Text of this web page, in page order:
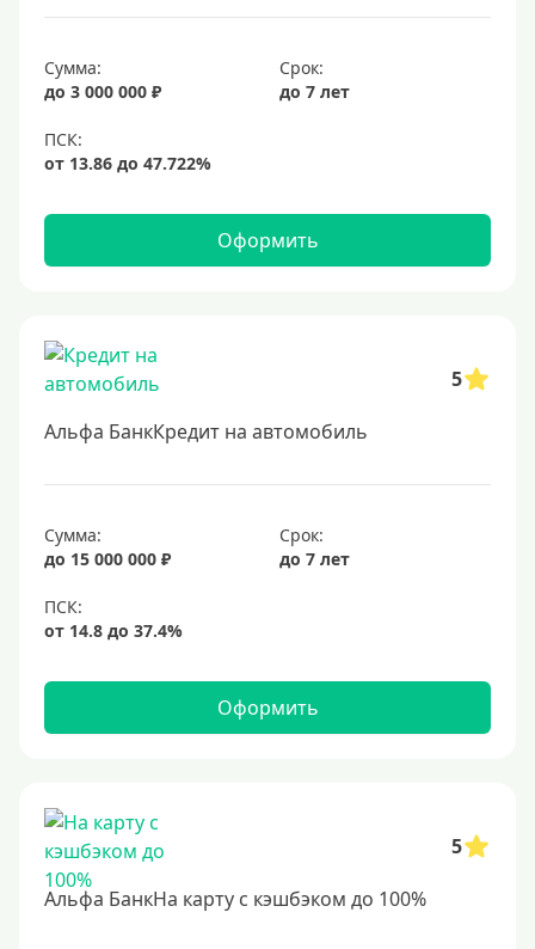
Сумма:
до 3 000 000 ₽
Срок:
до 7 лет
Оформить
5
Альфа БанкКредит на автомобиль
Сумма:
до 15 000 000 ₽
Срок:
до 7 лет
Оформить
5
Альфа БанкНа карту с кэшбэком до 100%